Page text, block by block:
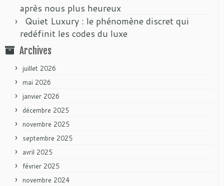
après nous plus heureux
Quiet Luxury : le phénomène discret qui
redéfinit les codes du luxe
Archives
juillet 2026
mai 2026
janvier 2026
décembre 2025
novembre 2025
septembre 2025
avril 2025
février 2025
novembre 2024